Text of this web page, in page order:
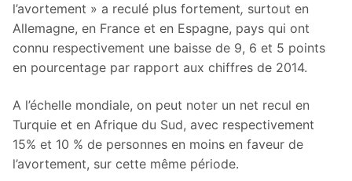
l’avortement » a reculé plus fortement, surtout en
Allemagne, en France et en Espagne, pays qui ont
connu respectivement une baisse de 9, 6 et 5 points
en pourcentage par rapport aux chiffres de 2014.
A l’échelle mondiale, on peut noter un net recul en
Turquie et en Afrique du Sud, avec respectivement
15% et 10 % de personnes en moins en faveur de
l’avortement, sur cette même période.